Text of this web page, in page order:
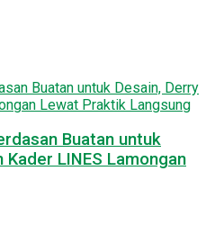
Buatan untuk
Kader LINES Lamongan